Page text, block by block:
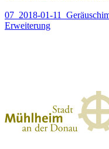
07_2018-01-
Erweiterung